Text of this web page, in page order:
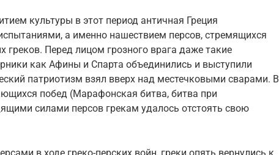
культуры в этот период античная Греция
а именно нашествием персов, стремящихся
греков. Перед лицом грозного врага даже такие
как Афины и Спарта объединились и выступили
патриотизм взял вверх над местечковыми сварами. В
побед (Марафонская битва, битва при
силами персов грекам удалось отстоять свою